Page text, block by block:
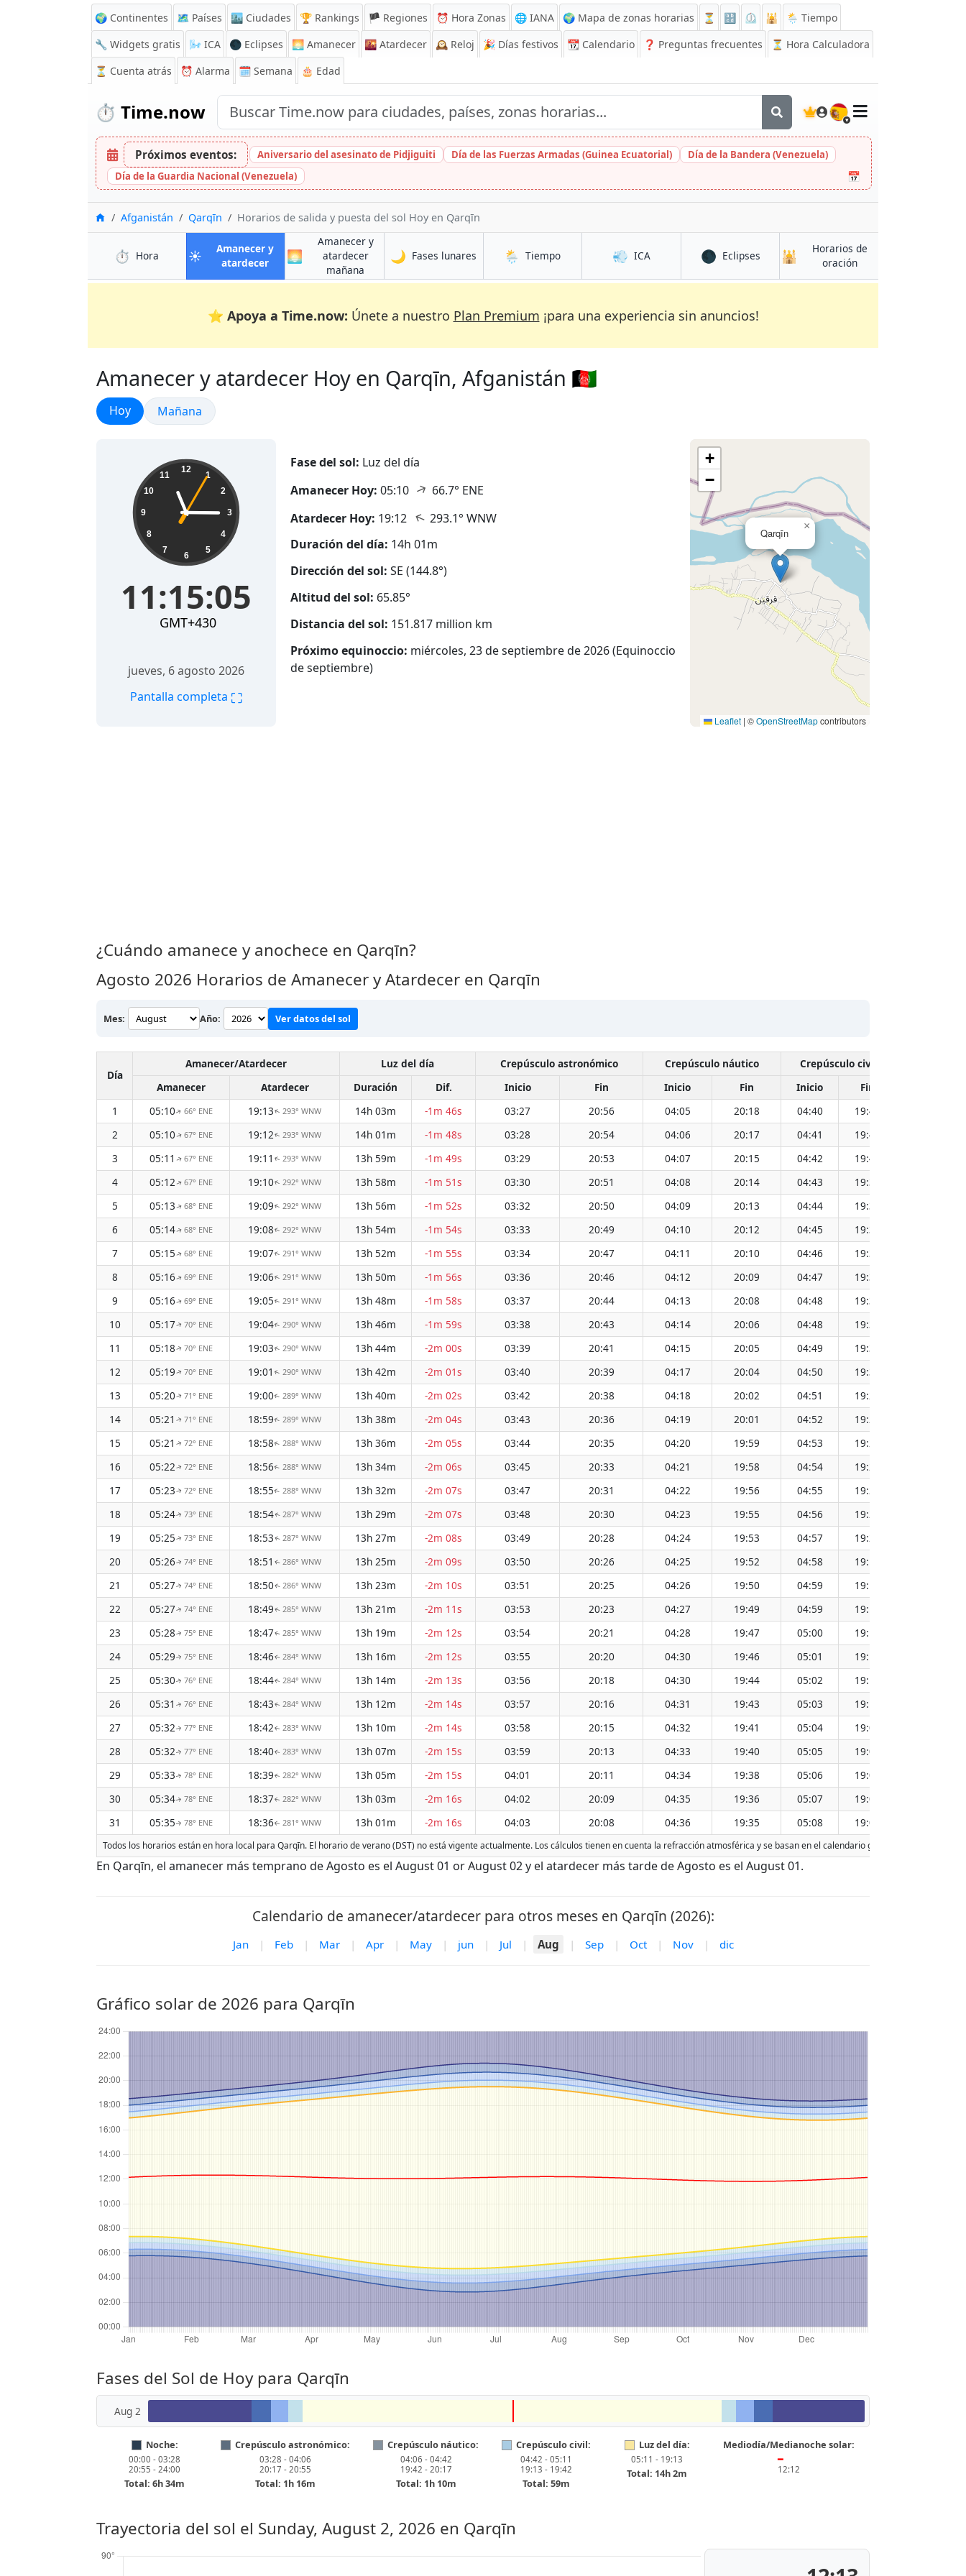
🌍 Continentes 🗺️ Países 🏙️ Ciudades 🏆 Rankings 🏴 Regiones ⏰ Hora Zonas 🌐 IANA 🌍 Mapa de zonas horarias ⏳ 🔡 ⏲️ 🕌
🌦️ Tiempo
🔧 Widgets gratis
🌬️ ICA 🌑 Eclipses 🌅 Amanecer 🌇 Atardecer 🕰️ Reloj 🎉 Días festivos 📆 Calendario ❓ Preguntas frecuentes
⏳ Hora Calculadora
⏳ Cuenta atrás ⏰ Alarma 🗓️ Semana 🎂 Edad
⏱️ Time.now 🇪🇸
Próximos eventos: Aniversario del asesinato de Pidjiguiti Día de las Fuerzas Armadas (Guinea Ecuatorial)
Día de la Bandera (Venezuela)
Día de la Guardia Nacional (Venezuela)
📅
InicioAfganistán Qarqīn Horarios de salida y puesta del sol Hoy en Qarqīn
⏱️ Hora en Qarqīn
☀️
Amanecer y
atardeceren Qarqīn
🌅
Amanecer y
atardecer
mañana
🌙 Fases lunares en Qarqīn
🌦️ Tiempoen Qarqīn 💨 ICAen Qarqīn 🌑 Eclipsesen Qarqīn
🕌
Horarios de
oraciónen Qarqīn
⭐ Apoya a Time.now: Únete a nuestro Plan Premium ¡para una experiencia sin anuncios!
Amanecer y atardecer Hoy en Qarqīn, Afganistán 🇦🇫
Amanecer y atardecer
Hoy Amanecer y atardecer
Mañana
11:15:06 12
1
2
3
4
5
6
7
8
9
10
11
11:15:06
GMT+430
jueves, 6 agosto 2026
Pantalla completa ⛶
Fase del sol: Luz del día
Amanecer Hoy: 05:10 ↑ 66.7° ENE
Atardecer Hoy: 19:12 ↑ 293.1° WNW
Duración del día: 14h 01m
Dirección del sol: SE (144.8°)
Altitud del sol: 65.85°
Distancia del sol: 151.817 million km
Próximo equinoccio: miércoles, 23 de septiembre de 2026 (Equinoccio
de septiembre)
Qarqīn
×
+
−
Leaflet | ©OpenStreetMapcontributors
¿Cuándo amanece y anochece en Qarqīn?
Agosto 2026 Horarios de Amanecer y Atardecer en Qarqīn
Mes: Año: Ver datos del sol
Día
Amanecer/Atardecer Luz del día Crepúsculo astronómico Crepúsculo náutico Crepúsculo civil
Amanecer
Atardecer Duración Dif. Inicio Fin Inicio Fin Inicio Fin
1
05:10↑66° ENE 19:13↑293° WNW 14h 03m -1m 46s 03:27 20:56 04:05 20:18 04:40 19:43
2
05:10↑67° ENE 19:12↑293° WNW 14h 01m -1m 48s 03:28 20:54 04:06 20:17 04:41 19:42
3
05:11 ↑67° ENE 19:11 ↑293° WNW 13h 59m -1m 49s 03:29 20:53 04:07 20:15 04:42 19:41
4
05:12↑67° ENE 19:10↑ 292° WNW 13h 58m -1m 51s 03:30 20:51 04:08 20:14 04:43 19:39
5
05:13↑68° ENE 19:09↑ 292° WNW 13h 56m -1m 52s 03:32 20:50 04:09 20:13 04:44 19:38
6
05:14↑68° ENE 19:08↑ 292° WNW 13h 54m -1m 54s 03:33 20:49 04:10 20:12 04:45 19:37
7
05:15↑68° ENE 19:07↑ 291° WNW 13h 52m -1m 55s 03:34 20:47 04:11 20:10 04:46 19:36
8
05:16↑69° ENE 19:06↑ 291° WNW 13h 50m -1m 56s 03:36 20:46 04:12 20:09 04:47 19:35
9
05:16↑69° ENE 19:05↑ 291° WNW 13h 48m -1m 58s 03:37 20:44 04:13 20:08 04:48 19:34
10
05:17↑70° ENE 19:04↑ 290° WNW 13h 46m -1m 59s 03:38 20:43 04:14 20:06 04:48 19:32
11
05:18↑70° ENE 19:03↑ 290° WNW 13h 44m -2m 00s 03:39 20:41 04:15 20:05 04:49 19:31
12
05:19↑70° ENE 19:01 ↑ 290° WNW 13h 42m -2m 01s 03:40 20:39 04:17 20:04 04:50 19:30
13
05:20↑71° ENE 19:00↑ 289° WNW 13h 40m -2m 02s 03:42 20:38 04:18 20:02 04:51 19:29
14
05:21 ↑71° ENE 18:59↑ 289° WNW 13h 38m -2m 04s 03:43 20:36 04:19 20:01 04:52 19:27
15
05:21 ↑72° ENE 18:58↑ 288° WNW 13h 36m -2m 05s 03:44 20:35 04:20 19:59 04:53 19:26
16
05:22↑72° ENE 18:56↑ 288° WNW 13h 34m -2m 06s 03:45 20:33 04:21 19:58 04:54 19:25
17
05:23↑72° ENE 18:55↑ 288° WNW 13h 32m -2m 07s 03:47 20:31 04:22 19:56 04:55 19:23
18
05:24↑73° ENE 18:54↑ 287° WNW 13h 29m -2m 07s 03:48 20:30 04:23 19:55 04:56 19:22
19
05:25↑73° ENE 18:53↑ 287° WNW 13h 27m -2m 08s 03:49 20:28 04:24 19:53 04:57 19:21
20
05:26↑ 74° ENE 18:51 ↑ 286° WNW 13h 25m -2m 09s 03:50 20:26 04:25 19:52 04:58 19:19
21
05:27↑ 74° ENE 18:50↑ 286° WNW 13h 23m -2m 10s 03:51 20:25 04:26 19:50 04:59 19:18
22
05:27↑ 74° ENE 18:49↑ 285° WNW 13h 21m -2m 11s 03:53 20:23 04:27 19:49 04:59 19:16
23
05:28↑ 75° ENE 18:47↑ 285° WNW 13h 19m -2m 12s 03:54 20:21 04:28 19:47 05:00 19:15
24
05:29↑ 75° ENE 18:46↑ 284° WNW 13h 16m -2m 12s 03:55 20:20 04:30 19:46 05:01 19:14
25
05:30↑ 76° ENE 18:44↑ 284° WNW 13h 14m -2m 13s 03:56 20:18 04:30 19:44 05:02 19:12
26
05:31 ↑ 76° ENE 18:43↑ 284° WNW 13h 12m -2m 14s 03:57 20:16 04:31 19:43 05:03 19:11
27
05:32↑ 77° ENE 18:42↑ 283° WNW 13h 10m -2m 14s 03:58 20:15 04:32 19:41 05:04 19:09
28
05:32↑ 77° ENE 18:40↑ 283° WNW 13h 07m -2m 15s 03:59 20:13 04:33 19:40 05:05 19:08
29
05:33↑ 78° ENE 18:39↑ 282° WNW 13h 05m -2m 15s 04:01 20:11 04:34 19:38 05:06 19:06
30
05:34↑ 78° ENE 18:37↑ 282° WNW 13h 03m -2m 16s 04:02 20:09 04:35 19:36 05:07 19:05
31
05:35↑ 78° ENE 18:36↑ 281° WNW 13h 01m -2m 16s 04:03 20:08 04:36 19:35 05:08 19:03
Todos los horarios están en hora local para Qarqīn. El horario de verano (DST) no está vigente actualmente. Los cálculos tienen en cuenta la refracción atmosférica y se basan en el calendario gregoriano. La fecha
En Qarqīn, el amanecer más temprano de Agosto es el August 01 or August 02 y el atardecer más tarde de Agosto es el August 01.
Calendario de amanecer/atardecer para otros meses en Qarqīn (2026):
Jan | Feb | Mar | Apr | May | jun | Jul | Aug | Sep | Oct | Nov | dic
Gráfico solar de 2026 para Qarqīn
Fases del Sol de Hoy para Qarqīn
Aug 2
Noche:
00:00 - 03:28
20:55 - 24:00
Total: 6h 34m
Crepúsculo astronómico:
03:28 - 04:06
20:17 - 20:55
Total: 1h 16m
Crepúsculo náutico:
04:06 - 04:42
19:42 - 20:17
Total: 1h 10m
Crepúsculo civil:
04:42 - 05:11
19:13 - 19:42
Total: 59m
Luz del día:
05:11 - 19:13
Total: 14h 2m
Mediodía/Medianoche solar:
━
12:12
Trayectoria del sol el Sunday, August 2, 2026 en Qarqīn